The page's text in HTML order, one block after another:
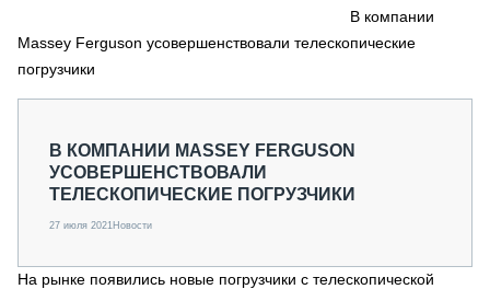
СПЕЦПРОЕКТЫ
МЕРОПРИЯТИЯ
СТАТЬИ ПО КАТЕГОРИЯМ ТЕХНИКИ
В компании
Massey Ferguson усовершенствовали телескопические
погрузчики
В КОМПАНИИ MASSEY FERGUSON
УСОВЕРШЕНСТВОВАЛИ
ТЕЛЕСКОПИЧЕСКИЕ ПОГРУЗЧИКИ
27 июля 2021Новости
На рынке появились новые погрузчики с телескопической